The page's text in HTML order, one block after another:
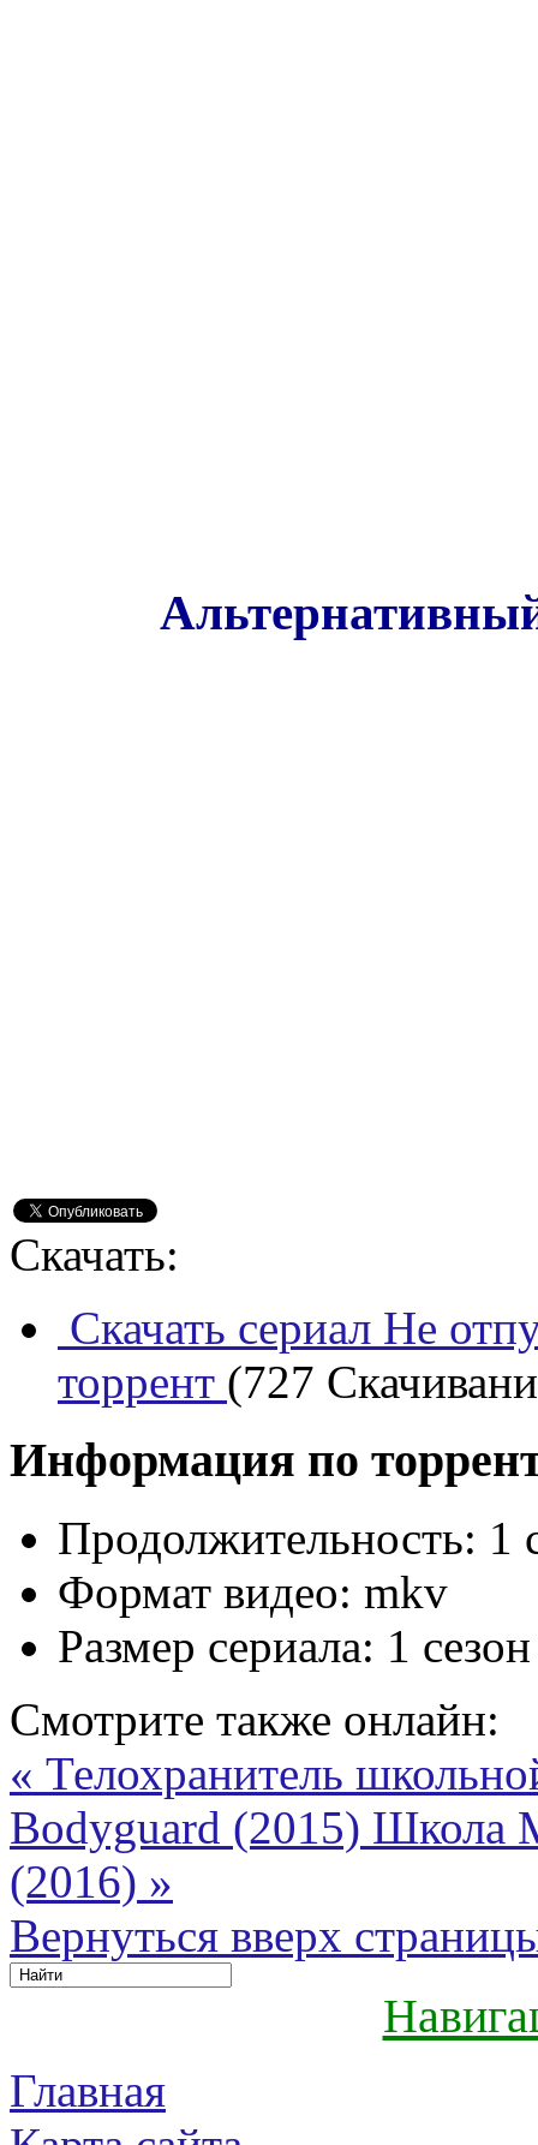
Скачать:
Скачать сериал Не
торрент (727
Информация по
Продолжительность: 1
Формат видео: mkv
Размер сериала: 1
Смотрите также онлайн:
« Телохранитель
Bodyguard (2015) Школа
(2016) »
Вернуться вверх
Главная